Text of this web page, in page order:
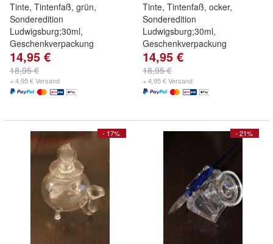
Tinte, Tintenfaß, grün,
Sonderedition
Ludwigsburg;30ml,
Geschenkverpackung
14,95 €
18,95 €
+ 4,95 € Versand
Tinte, Tintenfaß, ocker,
Sonderedition
Ludwigsburg;30ml,
Geschenkverpackung
14,95 €
18,95 €
+ 4,95 € Versand
- 17% - 21%